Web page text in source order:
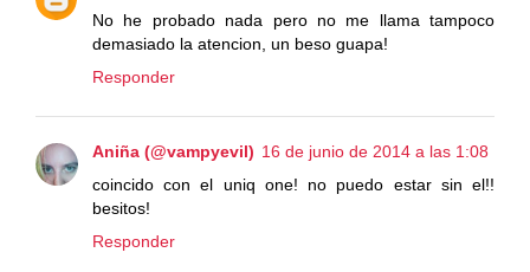
No he probado nada pero no me llama tampoco
demasiado la atencion, un beso guapa!
Responder
Aniña (@vampyevil) 16 de junio de 2014 a las 1:08
coincido con el uniq one! no puedo estar sin el!!
besitos!
Responder